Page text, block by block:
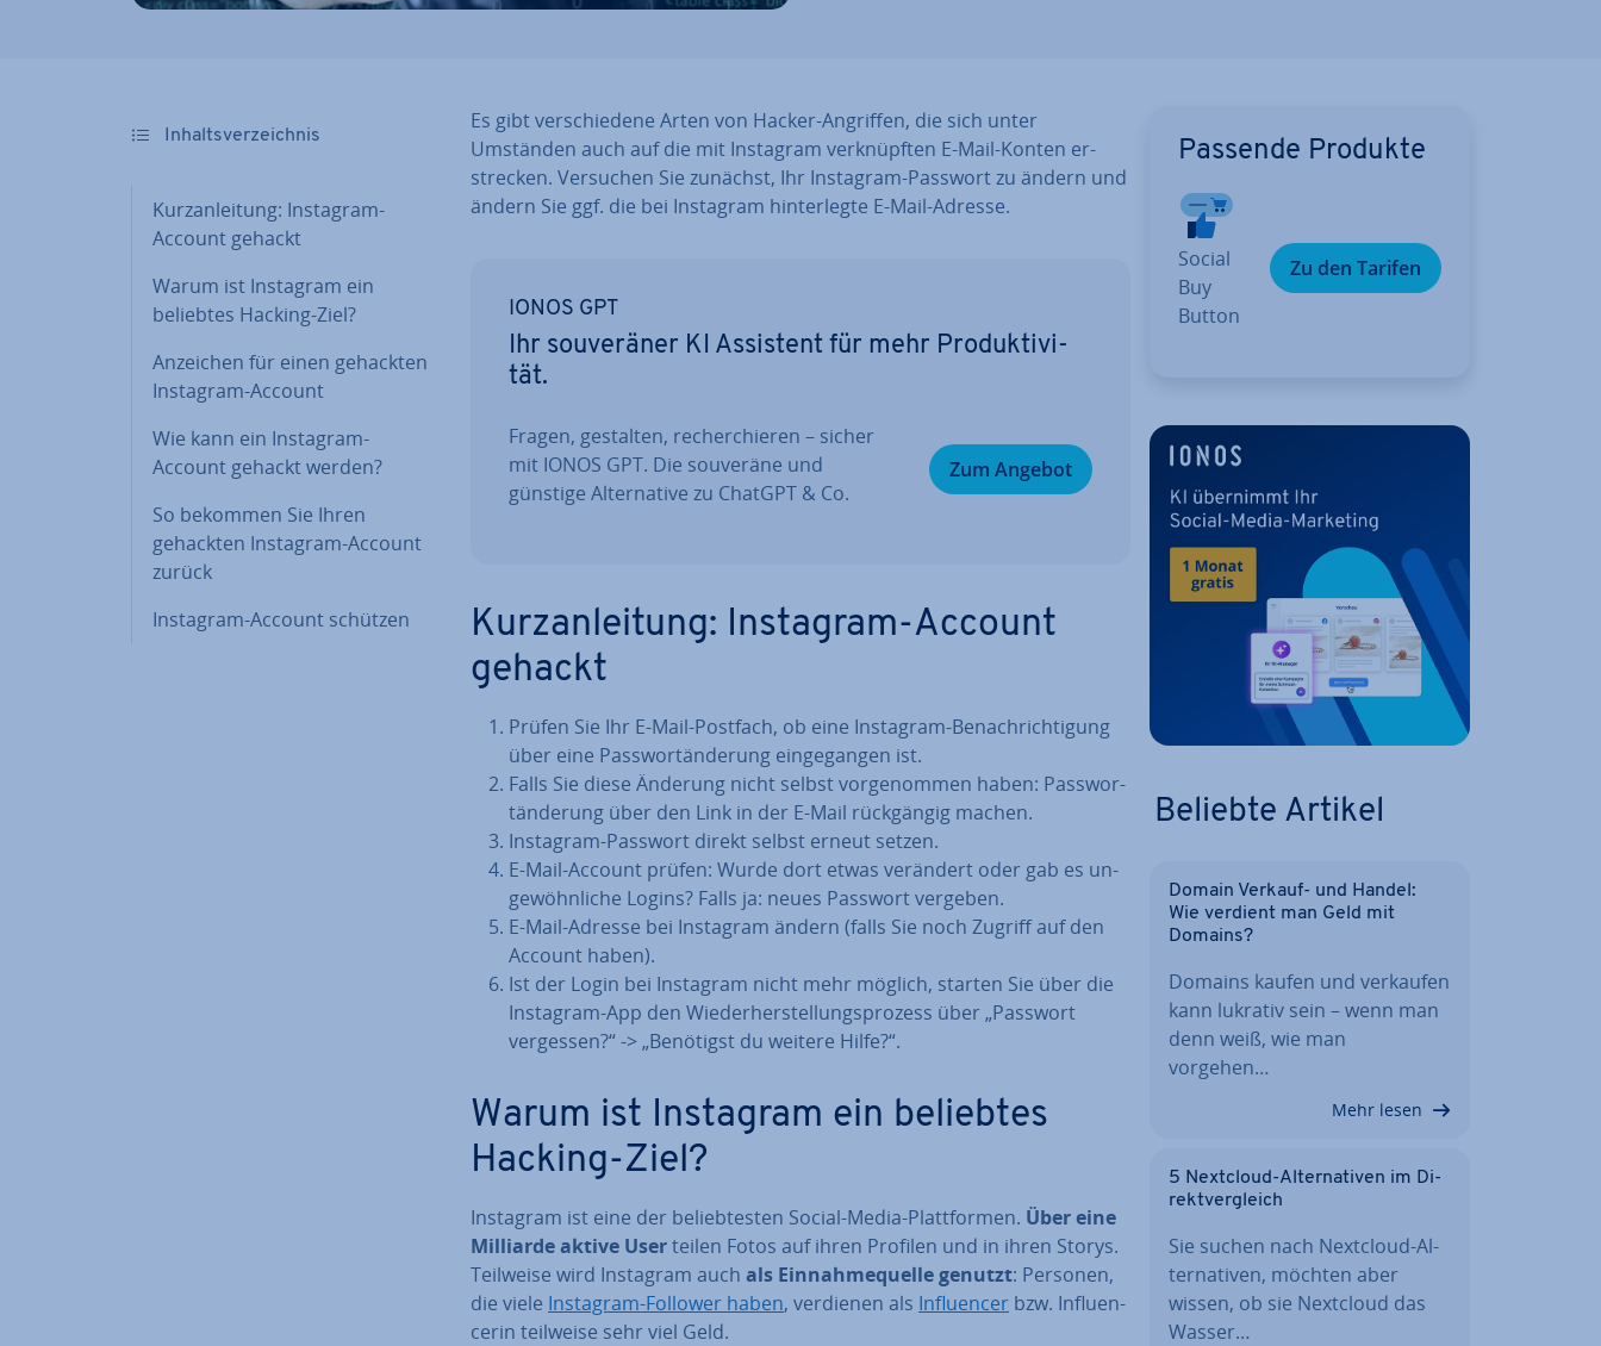
In­halts­ver­zeich­nis
Kurz­an­lei­tung: Instagram-
Account gehackt
Warum ist Instagram ein
beliebtes Hacking-Ziel?
Anzeichen für einen gehackten
Instagram-Account
Wie kann ein Instagram-
Account gehackt werden?
So bekommen Sie Ihren
gehackten Instagram-Account
zurück
Instagram-Account schützen
Es gibt ver­schie­de­ne Arten von Hacker-Angriffen, die sich unter
Umständen auch auf die mit Instagram ver­knüpf­ten E-Mail-Konten er­
stre­cken. Versuchen Sie zunächst, Ihr Instagram-Passwort zu ändern und
ändern Sie ggf. die bei Instagram hin­ter­leg­te E-Mail-Adresse.
IONOS GPT
Ihr sou­ve­rä­ner KI Assistent für mehr Pro­duk­ti­vi­
tät.
Fragen, gestalten, re­cher­chie­ren – sicher
mit IONOS GPT. Die souveräne und
günstige Al­ter­na­ti­ve zu ChatGPT & Co.
Zum Angebot
Kurz­an­lei­tung: Instagram-Account
gehackt
Prüfen Sie Ihr E-Mail-Postfach, ob eine Instagram-Be­nach­rich­ti­gung
über eine Pass­wor­t­än­de­rung ein­ge­gan­gen ist.
Falls Sie diese Änderung nicht selbst vor­ge­nom­men haben: Pass­wor­
t­än­de­rung über den Link in der E-Mail rück­gän­gig machen.
Instagram-Passwort direkt selbst erneut setzen.
E-Mail-Account prüfen: Wurde dort etwas verändert oder gab es un­
ge­wöhn­li­che Logins? Falls ja: neues Passwort vergeben.
E-Mail-Adresse bei Instagram ändern (falls Sie noch Zugriff auf den
Account haben).
Ist der Login bei Instagram nicht mehr möglich, starten Sie über die
Instagram-App den Wie­der­her­stel­lungs­pro­zess über „Passwort
vergessen?“ -> „Benötigst du weitere Hilfe?“.
Warum ist Instagram ein beliebtes
Hacking-Ziel?
Instagram ist eine der be­lieb­tes­ten Social-Media-Platt­for­men. Über eine
Milliarde aktive Userteilen Fotos auf ihren Profilen und in ihren Storys.
Teilweise wird Instagram auch als Ein­nah­me­quel­le genutzt: Personen,
die viele Instagram-Follower haben, verdienen als In­fluen­cer bzw. In­fluen­
ce­rin teilweise sehr viel Geld.
Passende Produkte
Social
Buy
Button
Zu den Tarifen
Beliebte Artikel
Domain Verkauf- und Handel:
Wie verdient man Geld mit
Domains?
Domains kaufen und verkaufen
kann lukrativ sein – wenn man
denn weiß, wie man
vorgehen…
Mehr lesen
5 Nextcloud-Al­ter­na­ti­ven im Di­
rekt­ver­gleich
Sie suchen nach Nextcloud-Al­
ter­na­ti­ven, möchten aber
wissen, ob sie Nextcloud das
Wasser…